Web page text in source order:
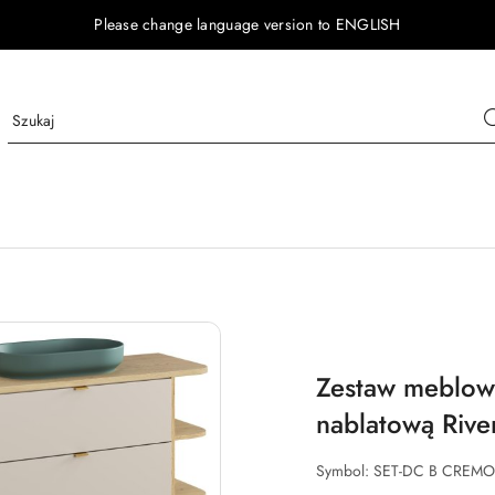
Please change language version to ENGLISH
Zestaw
nablatową
Symbol: SET-DC B